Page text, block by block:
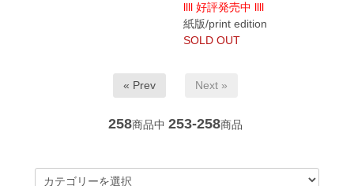
llll 好評発売中 llll
紙版/print edition
SOLD OUT
« Prev Next »
258商品中 253-258商品